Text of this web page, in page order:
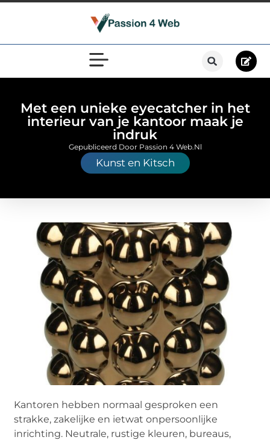
Met een unieke eyecatcher in het
interieur van je kantoor maak je
indruk
Kunst en Kitsch
Gepubliceerd Door Passion 4 Web.nl
Kantoren hebben normaal gesproken een
strakke, zakelijke en ietwat onpersoonlijke
inrichting. Neutrale, rustige kleuren, bureaus,